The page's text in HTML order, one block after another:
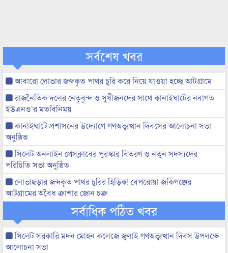
সর্বশেষ খবর
আবারো লোভার জব্দকৃত পাথর চুরি করে নিয়ে যাওয়া হচ্ছে আটগ্রামে
রাজনৈতিক দলের নেতৃবৃন্দ ও সুধীজনদের সাথে কানাইঘাটের নবাগত
ইউএনও’র মতবিনিময়
কানাইঘাটে প্রশাসনের উদ্যোগে গণঅভ্যুত্থান দিবসের আলোচনা সভা
অনুষ্ঠিত
সিলেট অনলাইন প্রেসক্লাবের পুরস্কার বিতরণ ও নতুন সদস্যদের
পরিচিতি সভা অনুষ্ঠিত
লোভাছড়ার জব্দকৃত পাথর চুরির হিড়িক! বেপরোয়া জকিগঞ্জের
আটগ্রামের অবৈধ ক্রাশার জোন চক্র
সর্বাধিক পঠিত খবর
সিলেট সরকারি মদন মোহন কলেজে জুলাই গণঅভ্যুত্থান দিবস উপলক্ষে
আলোচনা সভা